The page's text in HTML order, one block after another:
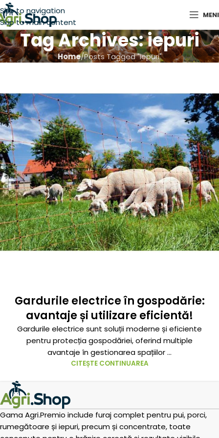
Skip to navigation
Skip to main content
Tag Archives: iepuri
Home Posts Tagged "iepuri"
Gardurile electrice în gospodărie:
avantaje și utilizare eficientă!
Gardurile electrice sunt soluții moderne și eficiente
pentru protecția gospodăriei, oferind multiple
avantaje în gestionarea spațiilor ...
CITEȘTE CONTINUAREA
Gama Agri.Premio include furaj complet pentru pui, porci,
rumegătoare și iepuri, precum și concentrate, toate